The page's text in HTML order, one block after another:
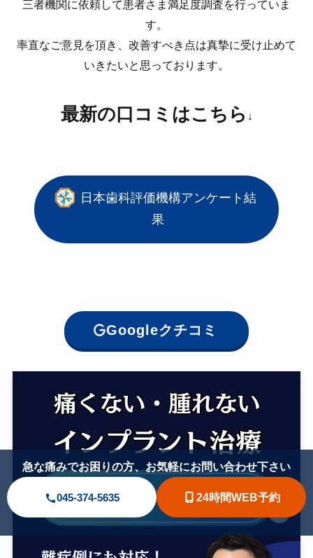
三者機関に依頼して患者さま満足度調査を行っていま
す。
率直なご意見を頂き、改善すべき点は真摯に受け止めて
いきたいと思っております。
最新の口コミはこちら ↓
日本歯科評価機構アンケート結
果
Googleクチコミ
急な痛みでお困りの方、お気軽にお問い合わせ下さい
045-374-5635 24時間WEB予約